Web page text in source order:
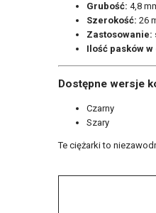
Grubość: 4,8
Szerokość: 26
Zastosowanie:
Ilość pasków
Dostępne wersje
Czarny
Szary
Te ciężarki to